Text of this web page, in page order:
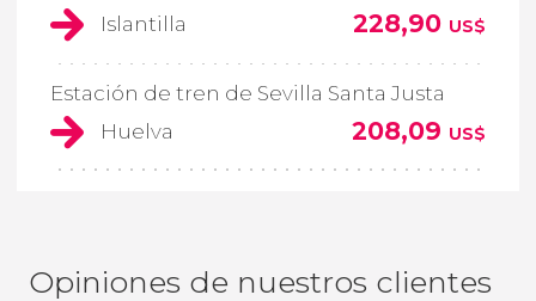
Islantilla 228,90 US$
Estación de tren de Sevilla Santa Justa
Huelva
208,09 US$
Opiniones de nuestros clientes